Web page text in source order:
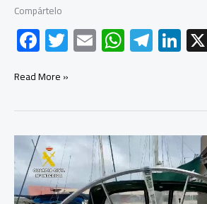
Compártelo
F
ac
e
b
o
ok
T
wi
er
E
m
W
h
s
A
p
p
Te
le
a
m
Li
nk
dI
n
La
inaugura
Escuela
de
Cuidadores
Read More »